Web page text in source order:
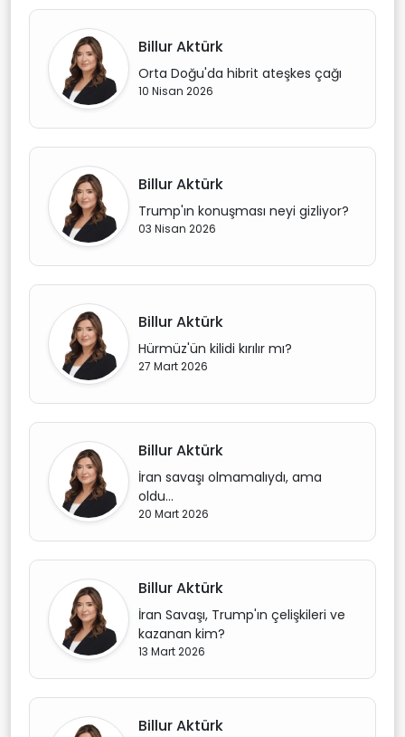
Billur Aktürk
Orta Doğu'da hibrit ateşkes çağı
10 Nisan 2026
Billur Aktürk
Trump'ın konuşması neyi gizliyor?
03 Nisan 2026
Billur Aktürk
Hürmüz'ün kilidi kırılır mı?
27 Mart 2026
Billur Aktürk
İran savaşı olmamalıydı, ama
oldu…
20 Mart 2026
Billur Aktürk
İran Savaşı, Trump'ın çelişkileri ve
kazanan kim?
13 Mart 2026
Billur Aktürk